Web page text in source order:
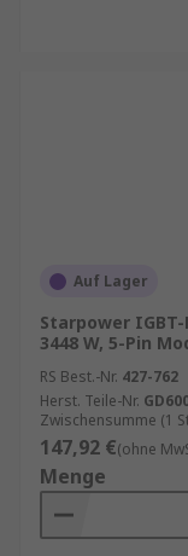
Auf Lager
Starpower
3448 W, 5-Pin
RS Best.-Nr. 427-762
Herst. Teile-Nr.
Zwischensumme (1
147,92 €(ohne
Menge